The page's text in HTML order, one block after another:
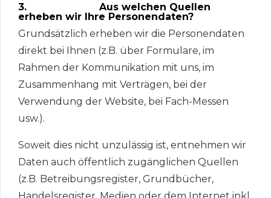
3. Aus welchen Quellen
erheben wir Ihre Personendaten?
Grundsätzlich erheben wir die Personendaten
direkt bei Ihnen (z.B. über Formulare, im
Rahmen der Kommunikation mit uns, im
Zusammenhang mit Verträgen, bei der
Verwendung der Website, bei Fach-Messen
usw.).
Soweit dies nicht unzulässig ist, entnehmen wir
Daten auch öffentlich zugänglichen Quellen
(z.B. Betreibungsregister, Grundbücher,